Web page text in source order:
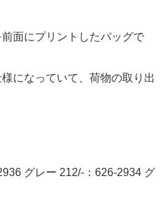
面にプリントしたバッグで
になっていて、荷物の取り出
グレー 212/-：626-2934 グ